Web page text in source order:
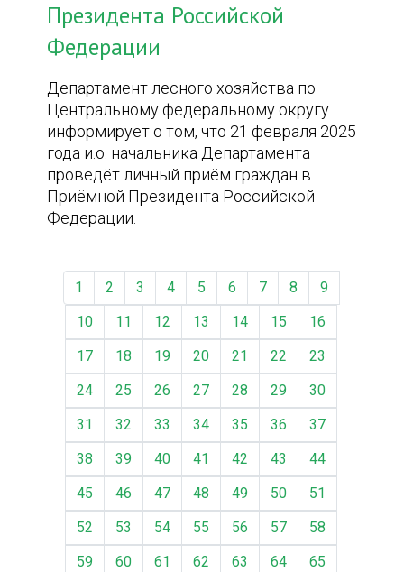
Президента Российской
Федерации
Департамент лесного хозяйства по
Центральному федеральному округу
информирует о том, что 21 февраля 2025
года и.о. начальника Департамента
проведёт личный приём граждан в
Приёмной Президента Российской
Федерации.
1 2 3 4 5 6 7 8
9
10
11 12 13 14 15
16
17
18 19 20 21 22
23
24
25 26 27 28 29
30
31
32 33 34 35 36
37
38
39 40 41 42 43
44
45
46 47 48 49 50
51
52
53 54 55 56 57
58
59
60 61 62 63 64
65